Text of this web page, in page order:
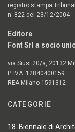
registro stampa
n. 822 del 23/12/2004
Editore
Font Srl a socio
via Siusi 20/a, 20132
P. IVA: 12840400159
REA Milano 1591312
CATEGORIE
18. Biennale di